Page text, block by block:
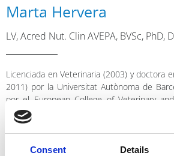
Consent Details
Marta Hervera
LV, Acred Nut. Clin AVEPA, BVSc, PhD,
Licenciada en Veterinaria (2003) y doctora
2011) por la Universitat Autònoma de
por el European College of Veterinary
(ECVCN) desde el 2011 tras una
pequeños animales en la Fundación
de la UAB en la que siguió trabajando
Ha trabajado como especialista en